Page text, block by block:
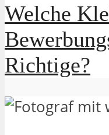
Welche
Richtige?